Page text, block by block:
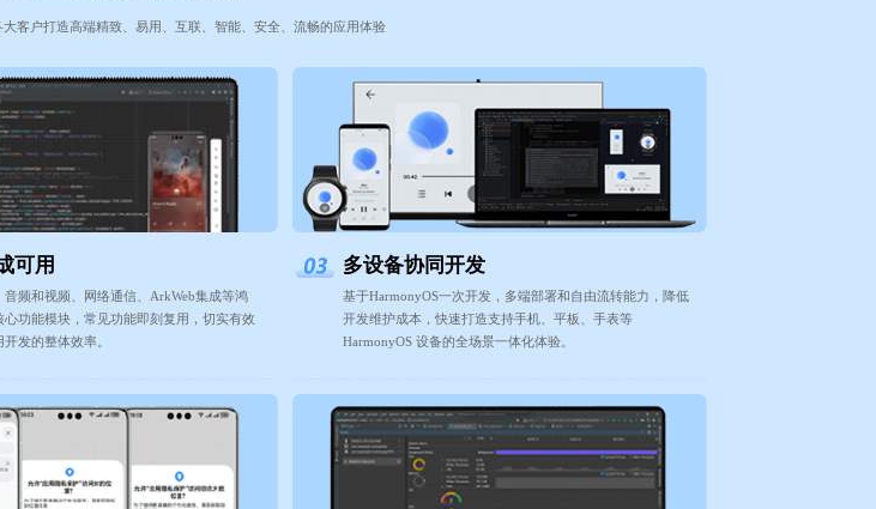
客户打造高端精致、易用、互联、智能、安全、流畅的应用体验
可用
音频和视频、网络通信、ArkWeb集成等鸿
心功能模块，常见功能即刻复用，切实有效
发的整体效率。
多设备协同开发
基于HarmonyOS一次开发，多端部署和自由流转能力，降低
开发维护成本，快速打造支持手机、平板、手表等
HarmonyOS 设备的全场景一体化体验。